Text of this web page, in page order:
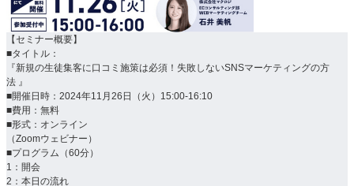
【セミナー概要】
■タイトル：
『新規の生徒集客に口コミ施策は必須！失敗しないSNSマーケティングの方
法 』
■開催日時：2024年11月26日（火）15:00-16:10
■費用：無料
■形式：オンライン
（Zoomウェビナー）
■プログラム（60分）
1：開会
2：本日の流れ